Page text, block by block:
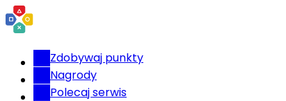
Zdobywaj punkty
Nagrody
Polecaj serwis